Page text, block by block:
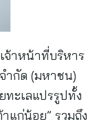
จ้าหน้าที่บริหาร
ำกัด (มหาชน)
ะเลแปรรูปทั้ง
แก่น้อย” รวมถึง